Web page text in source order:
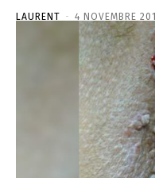
LAURENT - 4 NOVEMBRE